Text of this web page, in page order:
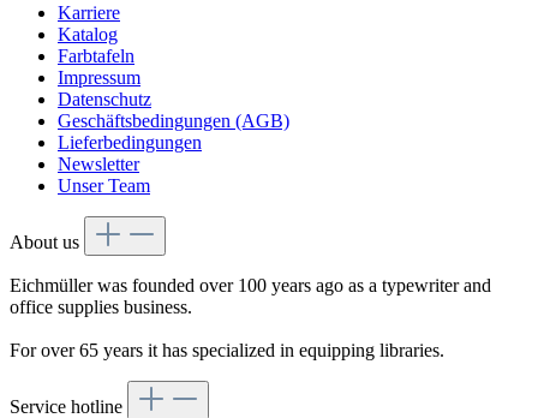
Karriere
Katalog
Farbtafeln
Impressum
Datenschutz
Geschäftsbedingungen (AGB)
Lieferbedingungen
Newsletter
Unser Team
About us
Eichmüller was founded over 100 years ago as a typewriter and
office supplies business.
For over 65 years it has specialized in equipping libraries.
Service hotline